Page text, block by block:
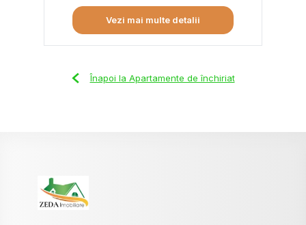
Vezi mai multe detalii
Înapoi la Apartamente de închiriat